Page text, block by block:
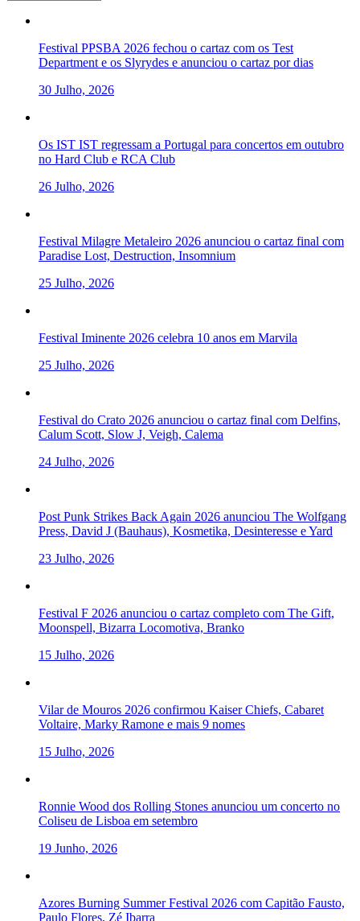
Festival PPSBA 2026 fechou o cartaz com os Test
Department e os Slyrydes e anunciou o cartaz por dias
30 Julho, 2026
Os IST IST regressam a Portugal para concertos em outubro
no Hard Club e RCA Club
26 Julho, 2026
Festival Milagre Metaleiro 2026 anunciou o cartaz final com
Paradise Lost, Destruction, Insomnium
25 Julho, 2026
Festival Iminente 2026 celebra 10 anos em Marvila
25 Julho, 2026
Festival do Crato 2026 anunciou o cartaz final com Delfins,
Calum Scott, Slow J, Veigh, Calema
24 Julho, 2026
Post Punk Strikes Back Again 2026 anunciou The Wolfgang
Press, David J (Bauhaus), Kosmetika, Desinteresse e Yard
23 Julho, 2026
Festival F 2026 anunciou o cartaz completo com The Gift,
Moonspell, Bizarra Locomotiva, Branko
15 Julho, 2026
Vilar de Mouros 2026 confirmou Kaiser Chiefs, Cabaret
Voltaire, Marky Ramone e mais 9 nomes
15 Julho, 2026
Ronnie Wood dos Rolling Stones anunciou um concerto no
Coliseu de Lisboa em setembro
19 Junho, 2026
Azores Burning Summer Festival 2026 com Capitão Fausto,
Paulo Flores, Zé Ibarra